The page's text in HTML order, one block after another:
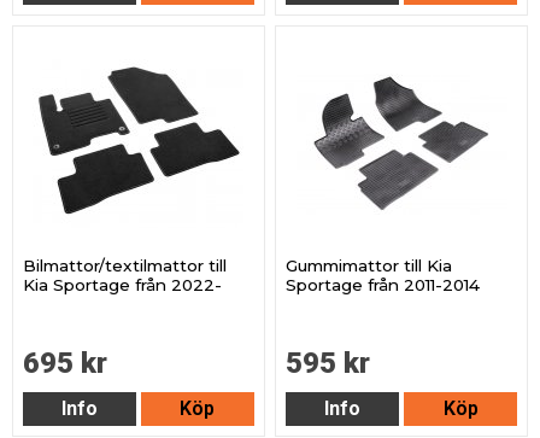
Bilmattor/textilmattor till
Kia Sportage från 2022-
695 kr
Info Köp
Gummimattor till Kia
Sportage från 2011-2014
595 kr
Info Köp